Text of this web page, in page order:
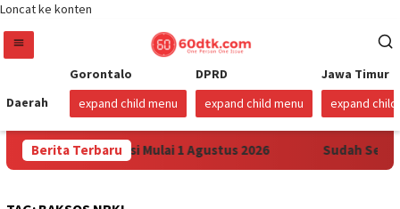
Loncat ke konten
Daerah
Gorontalo
expand child menu
DPRD
expand child menu
Jawa Timur
expand child
Berita Terbaru
di Sulawesi Mulai 1 Agustus 2026 Sudah